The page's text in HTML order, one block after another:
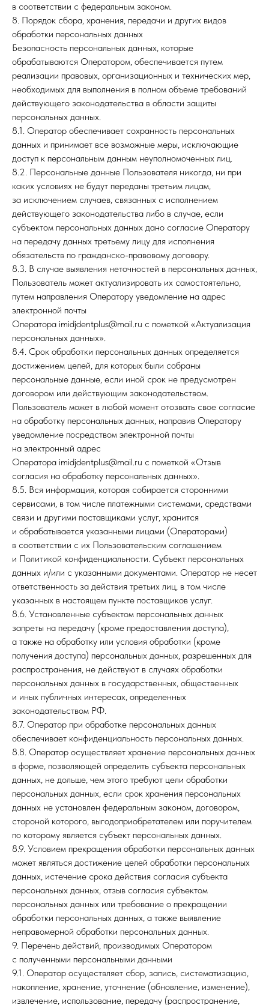
в соответствии с федеральным законом.
8. Порядок сбора, хранения, передачи и других видов
обработки персональных данных
Безопасность персональных данных, которые
обрабатываются Оператором, обеспечивается путем
реализации правовых, организационных и технических мер,
необходимых для выполнения в полном объеме требований
действующего законодательства в области защиты
персональных данных.
8.1. Оператор обеспечивает сохранность персональных
данных и принимает все возможные меры, исключающие
доступ к персональным данным неуполномоченных лиц.
8.2. Персональные данные Пользователя никогда, ни при
каких условиях не будут переданы третьим лицам,
за исключением случаев, связанных с исполнением
действующего законодательства либо в случае, если
субъектом персональных данных дано согласие Оператору
на передачу данных третьему лицу для исполнения
обязательств по гражданско-правовому договору.
8.3. В случае выявления неточностей в персональных данных,
Пользователь может актуализировать их самостоятельно,
путем направления Оператору уведомление на адрес
электронной почты
Оператора imidjdentplus@mail.ru с пометкой «Актуализация
персональных данных».
8.4. Срок обработки персональных данных определяется
достижением целей, для которых были собраны
персональные данные, если иной срок не предусмотрен
договором или действующим законодательством.
Пользователь может в любой момент отозвать свое согласие
на обработку персональных данных, направив Оператору
уведомление посредством электронной почты
на электронный адрес
Оператора imidjdentplus@mail.ru с пометкой «Отзыв
согласия на обработку персональных данных».
8.5. Вся информация, которая собирается сторонними
сервисами, в том числе платежными системами, средствами
связи и другими поставщиками услуг, хранится
и обрабатывается указанными лицами (Операторами)
в соответствии с их Пользовательским соглашением
и Политикой конфиденциальности. Субъект персональных
данных и/или с указанными документами. Оператор не несет
ответственность за действия третьих лиц, в том числе
указанных в настоящем пункте поставщиков услуг.
8.6. Установленные субъектом персональных данных
запреты на передачу (кроме предоставления доступа),
а также на обработку или условия обработки (кроме
получения доступа) персональных данных, разрешенных для
распространения, не действуют в случаях обработки
персональных данных в государственных, общественных
и иных публичных интересах, определенных
законодательством РФ.
8.7. Оператор при обработке персональных данных
обеспечивает конфиденциальность персональных данных.
8.8. Оператор осуществляет хранение персональных данных
в форме, позволяющей определить субъекта персональных
данных, не дольше, чем этого требуют цели обработки
персональных данных, если срок хранения персональных
данных не установлен федеральным законом, договором,
стороной которого, выгодоприобретателем или поручителем
по которому является субъект персональных данных.
8.9. Условием прекращения обработки персональных данных
может являться достижение целей обработки персональных
данных, истечение срока действия согласия субъекта
персональных данных, отзыв согласия субъектом
персональных данных или требование о прекращении
обработки персональных данных, а также выявление
неправомерной обработки персональных данных.
9. Перечень действий, производимых Оператором
с полученными персональными данными
9.1. Оператор осуществляет сбор, запись, систематизацию,
накопление, хранение, уточнение (обновление, изменение),
извлечение, использование, передачу (распространение,
imidjdentplus@mail.ru
ПН-ВС 09:00-21:00
Санкт-Петербург,
Ярославский пр-кт 39
*
организацией и запрещен
Разработка сайта KATEDIZZ
Лицензия на осуществление
медицинской деятельности
Политика конфиденциальности
Услуги и цены
О клинике
Примеры работ
Специалисты
Контакты
+7 905 262 87 22